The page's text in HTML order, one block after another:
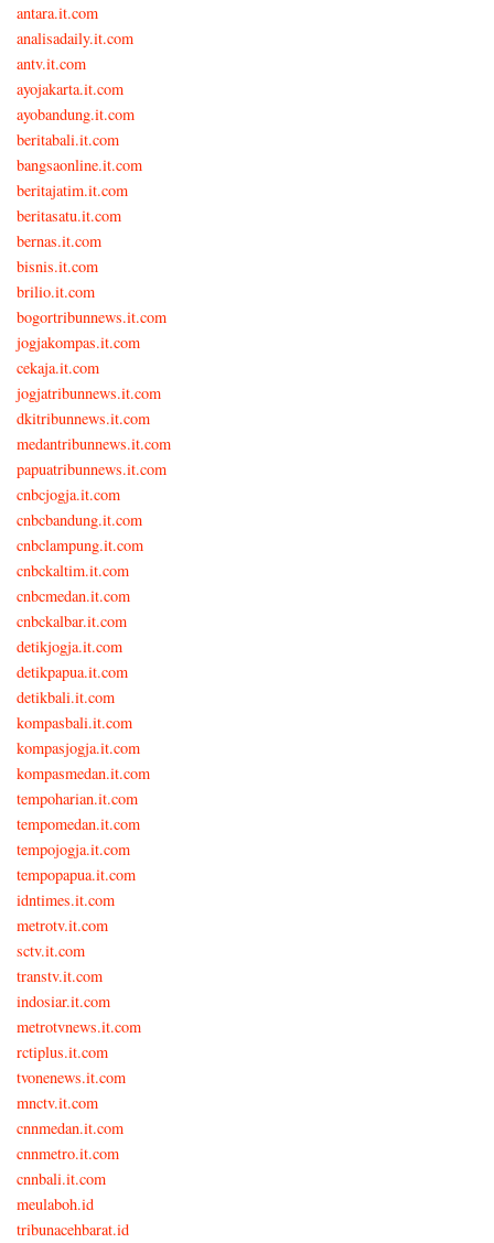
antara.it.com
analisadaily.it.com
antv.it.com
ayojakarta.it.com
ayobandung.it.com
beritabali.it.com
bangsaonline.it.com
beritajatim.it.com
beritasatu.it.com
bernas.it.com
bisnis.it.com
brilio.it.com
bogortribunnews.it.com
jogjakompas.it.com
cekaja.it.com
jogjatribunnews.it.com
dkitribunnews.it.com
medantribunnews.it.com
papuatribunnews.it.com
cnbcjogja.it.com
cnbcbandung.it.com
cnbclampung.it.com
cnbckaltim.it.com
cnbcmedan.it.com
cnbckalbar.it.com
detikjogja.it.com
detikpapua.it.com
detikbali.it.com
kompasbali.it.com
kompasjogja.it.com
kompasmedan.it.com
tempoharian.it.com
tempomedan.it.com
tempojogja.it.com
tempopapua.it.com
idntimes.it.com
metrotv.it.com
sctv.it.com
transtv.it.com
indosiar.it.com
metrotvnews.it.com
rctiplus.it.com
tvonenews.it.com
mnctv.it.com
cnnmedan.it.com
cnnmetro.it.com
cnnbali.it.com
meulaboh.id
tribunacehbarat.id